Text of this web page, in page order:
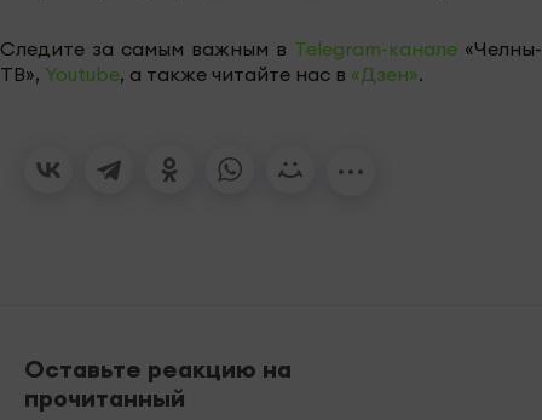
Следите за самым важным в Telegram-канале «Челны-
ТВ», Youtube, а также читайте нас в «Дзен».
Оставьте реакцию на
прочитанный